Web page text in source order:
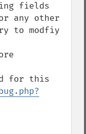
fields
any other
to modfiy
for this